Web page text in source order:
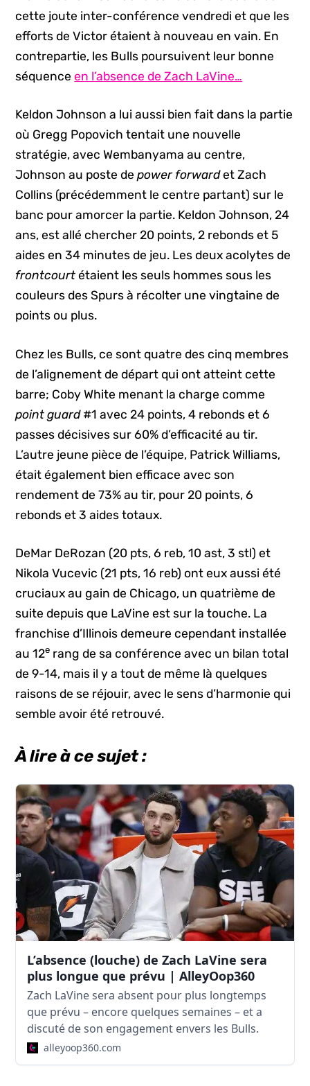
cette joute inter-conférence vendredi et que les
efforts de Victor étaient à nouveau en vain. En
contrepartie, les Bulls poursuivent leur bonne
séquenceen l’absence de Zach LaVine…
Keldon Johnson a lui aussi bien fait dans la partie
où Gregg Popovich tentait une nouvelle
stratégie, avec Wembanyama au centre,
Johnson au poste depower forwardet Zach
Collins (précédemment le centre partant) sur le
banc pour amorcer la partie. Keldon Johnson, 24
ans, est allé chercher 20 points, 2 rebonds et 5
aides en 34 minutes de jeu. Les deux acolytes de
frontcourt étaient les seuls hommes sous les
couleurs des Spurs à récolter une vingtaine de
points ou plus.
Chez les Bulls, ce sont quatre des cinq membres
de l’alignement de départ qui ont atteint cette
barre; Coby White menant la charge comme
point guard#1 avec 24 points, 4 rebonds et 6
passes décisives sur 60% d’efficacité au tir.
L’autre jeune pièce de l’équipe, Patrick Williams,
était également bien efficace avec son
rendement de 73% au tir, pour 20 points, 6
rebonds et 3 aides totaux.
DeMar DeRozan (20 pts, 6 reb, 10 ast, 3 stl) et
Nikola Vucevic (21 pts, 16 reb) ont eux aussi été
cruciaux au gain de Chicago, un quatrième de
suite depuis que LaVine est sur la touche. La
franchise d’Illinois demeure cependant installée
au 12e rang de sa conférence avec un bilan total
de 9-14, mais il y a tout de même là quelques
raisons de se réjouir, avec le sens d’harmonie qui
semble avoir été retrouvé.
À lire à ce sujet :
L’absence (louche) de Zach LaVine sera
plus longue que prévu | AlleyOop360
Zach LaVine sera absent pour plus longtemps
que prévu – encore quelques semaines – et a
discuté de son engagement envers les Bulls.
alleyoop360.com